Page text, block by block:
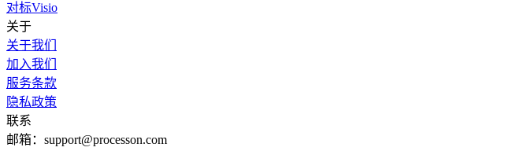
对标Visio
关于
关于我们
加入我们
服务条款
隐私政策
联系
邮箱：support@processon.com